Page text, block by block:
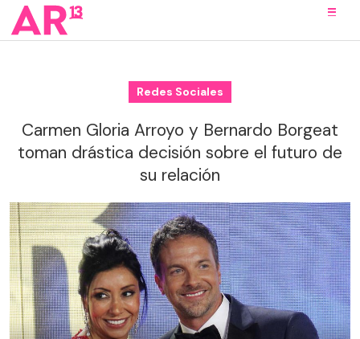
Redes Sociales
Carmen Gloria Arroyo y Bernardo Borgeat
toman drástica decisión sobre el futuro de
su relación